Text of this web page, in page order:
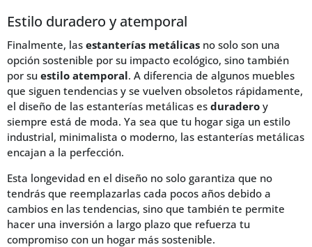
Estilo duradero y atemporal
Finalmente, las estanterías metálicas no solo son una
opción sostenible por su impacto ecológico, sino también
por su estilo atemporal. A diferencia de algunos muebles
que siguen tendencias y se vuelven obsoletos rápidamente,
el diseño de las estanterías metálicas es duradero y
siempre está de moda. Ya sea que tu hogar siga un estilo
industrial, minimalista o moderno, las estanterías metálicas
encajan a la perfección.
Esta longevidad en el diseño no solo garantiza que no
tendrás que reemplazarlas cada pocos años debido a
cambios en las tendencias, sino que también te permite
hacer una inversión a largo plazo que refuerza tu
compromiso con un hogar más sostenible.